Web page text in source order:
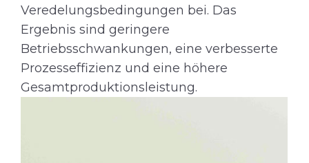
Veredelungsbedingungen bei. Das
Ergebnis sind geringere
Betriebsschwankungen, eine verbesserte
Prozesseffizienz und eine höhere
Gesamtproduktionsleistung.